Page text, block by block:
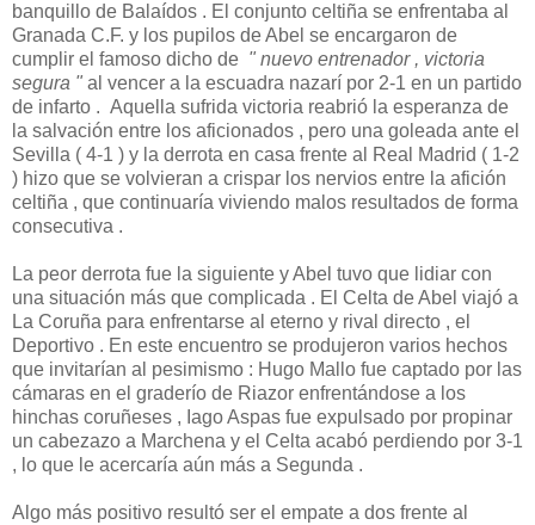
banquillo de Balaídos . El conjunto celtiña se enfrentaba al
Granada C.F. y los pupilos de Abel se encargaron de
cumplir el famoso dicho de " nuevo entrenador , victoria
segura " al vencer a la escuadra nazarí por 2-1 en un partido
de infarto . Aquella sufrida victoria reabrió la esperanza de
la salvación entre los aficionados , pero una goleada ante el
Sevilla ( 4-1 ) y la derrota en casa frente al Real Madrid ( 1-2
) hizo que se volvieran a crispar los nervios entre la afición
celtiña , que continuaría viviendo malos resultados de forma
consecutiva .
La peor derrota fue la siguiente y Abel tuvo que lidiar con
una situación más que complicada . El Celta de Abel viajó a
La Coruña para enfrentarse al eterno y rival directo , el
Deportivo . En este encuentro se produjeron varios hechos
que invitarían al pesimismo : Hugo Mallo fue captado por las
cámaras en el graderío de Riazor enfrentándose a los
hinchas coruñeses , Iago Aspas fue expulsado por propinar
un cabezazo a Marchena y el Celta acabó perdiendo por 3-1
, lo que le acercaría aún más a Segunda .
Algo más positivo resultó ser el empate a dos frente al